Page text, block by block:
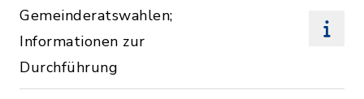
Gemeinderatswahlen;
Informationen zur
Durchführung